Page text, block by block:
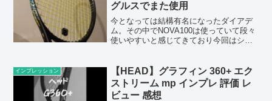
グルスでまた使用
今となっては結構有名になったダイアデ
ム。その中でNOVA100は使っていて段々
使いやすいと感じてきており今回はシン
インプレッション
【HEAD】グラフィン 360+ エク
ストリーム mp インプレ 評価 レ
ビュー 感想